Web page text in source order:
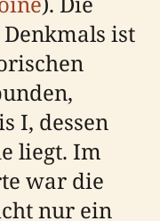
ist
I, dessen
liegt. Im
war die
nur ein